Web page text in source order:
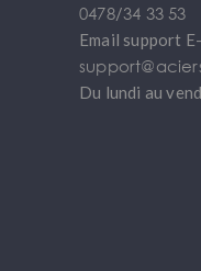
0478/34 33 53
Email support
Du lundi au